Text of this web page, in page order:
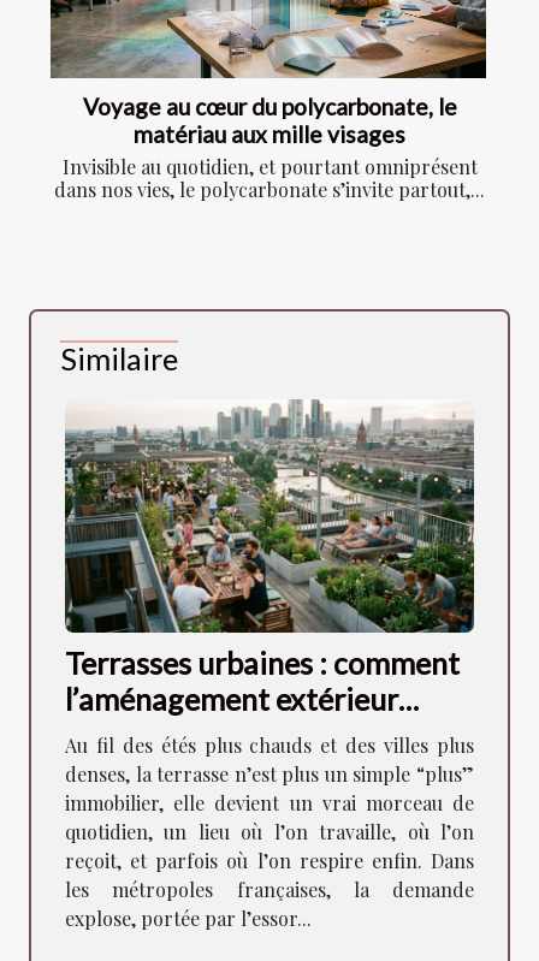
Voyage au cœur du polycarbonate, le
matériau aux mille visages
Invisible au quotidien, et pourtant omniprésent
dans nos vies, le polycarbonate s’invite partout,...
Similaire
Terrasses urbaines : comment
l’aménagement extérieur
façonne la vie en ville
Au fil des étés plus chauds et des villes plus
denses, la terrasse n’est plus un simple “plus”
immobilier, elle devient un vrai morceau de
quotidien, un lieu où l’on travaille, où l’on
reçoit, et parfois où l’on respire enfin. Dans
les métropoles françaises, la demande
explose, portée par l’essor...